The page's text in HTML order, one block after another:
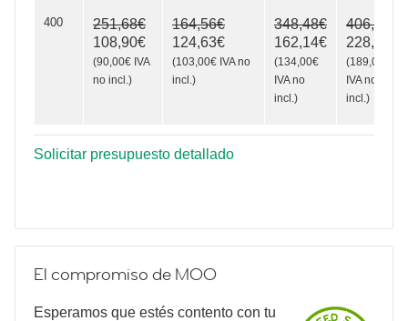
400
251,68€
108,90€
(90,00€ IVA
no incl. )
164,56€
124,63€
(103,00€ IVA no
incl. )
348,48€
162,14€
(134,00€
IVA no
incl. )
406,56€
228,69€
(189,00€
IVA no
incl. )
Solicitar presupuesto detallado
El compromiso de MOO
Esperamos que estés contento con tu